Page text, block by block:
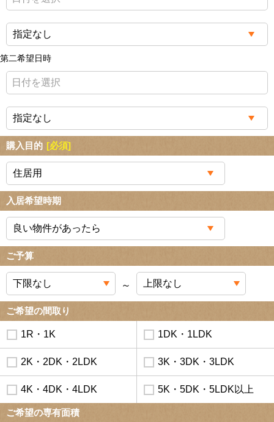
第二希望日時
購入目的 [必須]
入居希望時期
ご予算
～
ご希望の間取り
1R・1K 1DK・1LDK
2K・2DK・2LDK 3K・3DK・3LDK
4K・4DK・4LDK 5K・5DK・5LDK以上
ご希望の専有面積